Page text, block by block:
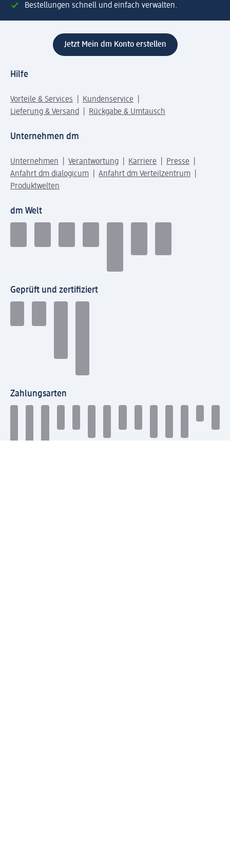
Bestellungen schnell und einfach verwalten.
Jetzt Mein dm Konto erstellen
Hilfe
Vorteile & Services
Kundenservice
Lieferung & Versand
Rückgabe & Umtausch
Unternehmen dm
Unternehmen Verantwortung Karriere
Presse
Anfahrt dm dialogicum
Anfahrt dm Verteilzentrum
Produktwelten
dm Welt
Geprüft und zertifiziert
Zahlungsarten